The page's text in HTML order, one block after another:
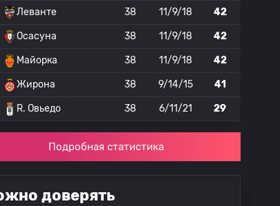
Леванте 38 11/9/18 42
Осасуна 38 11/9/18 42
Майорка 38 11/9/18 42
Жирона 38 9/14/15 41
R. Овьедо 38 6/11/21 29
Подробная статистика
доверять